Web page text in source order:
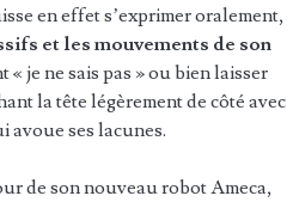
en effet s’exprimer oralement,
et les mouvements de son
je ne sais pas » ou bien laisser
la tête légèrement de côté avec
avoue ses lacunes.
de son nouveau robot Ameca,